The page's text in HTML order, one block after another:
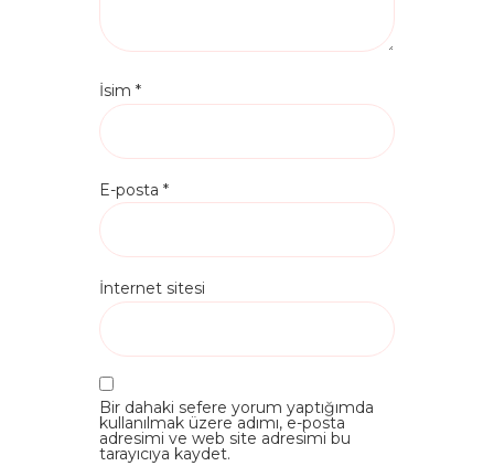
İsim *
E-posta *
İnternet sitesi
Bir dahaki sefere yorum yaptığımda
kullanılmak üzere adımı, e-posta
adresimi ve web site adresimi bu
tarayıcıya kaydet.